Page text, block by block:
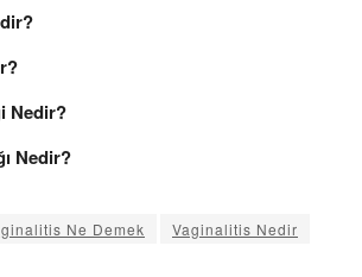
Nedir?
Nedir?
Ne Demek
Vaginalitis Nedir